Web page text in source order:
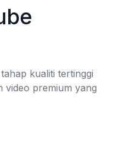
kualiti tertinggi
video premium yang